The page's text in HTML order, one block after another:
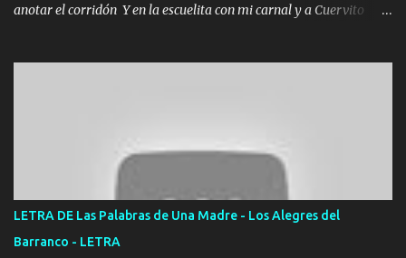
anotar el corridón Y en la escuelita con mi carnal y a Cuervito
verde se le extraña pa que sepan Aquí Pura GENTE DE LA RANA 🐸
POR CLAVE ES EL CALI 4 EN LA CIUDAD TIJUANA Música Al
tirante andamos mi carnal atento a cualquier necesidad no porque
se ve limpio el camino nos confiamos al andar y nunca con la
misma piedra me vuelvo a tropezar Cuando ando de enamorado
LETRA DE Las Palabras de Una Madre - Los Alegres del
Barranco - LETRA